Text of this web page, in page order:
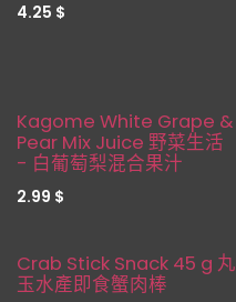
4.25 $
新品！
Kagome White Grape &
Pear Mix Juice 野菜生活
- 白葡萄梨混合果汁
2.99 $
新品！
Crab Stick Snack 45 g 丸
玉水產即食蟹肉棒